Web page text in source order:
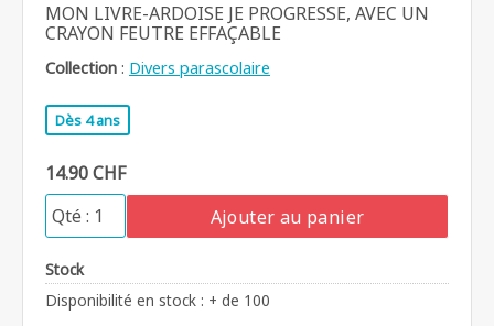
MON LIVRE-ARDOISE JE PROGRESSE, AVEC UN
CRAYON FEUTRE EFFAÇABLE
Collection : Divers parascolaire
Dès 4 ans
14.90 CHF
Ajouter au panier
Stock
Disponibilité en stock : + de 100